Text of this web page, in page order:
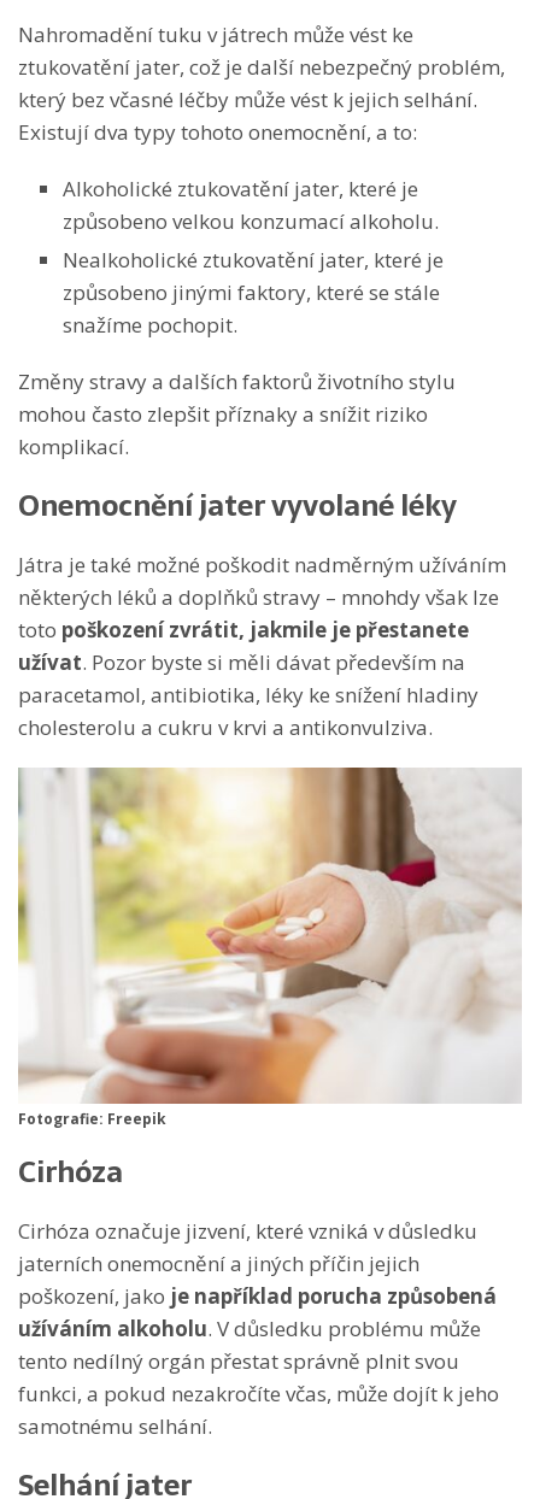
Nahromadění tuku v játrech může vést ke
ztukovatění jater, což je další nebezpečný problém,
který bez včasné léčby může vést k jejich selhání.
Existují dva typy tohoto onemocnění, a to:
Alkoholické ztukovatění jater, které je
způsobeno velkou konzumací alkoholu.
Nealkoholické ztukovatění jater, které je
způsobeno jinými faktory, které se stále
snažíme pochopit.
Změny stravy a dalších faktorů životního stylu
mohou často zlepšit příznaky a snížit riziko
komplikací.
Onemocnění jater vyvolané léky
Játra je také možné poškodit nadměrným užíváním
některých léků a doplňků stravy – mnohdy však lze
toto poškození zvrátit, jakmile je přestanete
užívat. Pozor byste si měli dávat především na
paracetamol, antibiotika, léky ke snížení hladiny
cholesterolu a cukru v krvi a antikonvulziva.
Fotografie: Freepik
Cirhóza
Cirhóza označuje jizvení, které vzniká v důsledku
jaterních onemocnění a jiných příčin jejich
poškození, jako je například porucha způsobená
užíváním alkoholu. V důsledku problému může
tento nedílný orgán přestat správně plnit svou
funkci, a pokud nezakročíte včas, může dojít k jeho
samotnému selhání.
Selhání jater